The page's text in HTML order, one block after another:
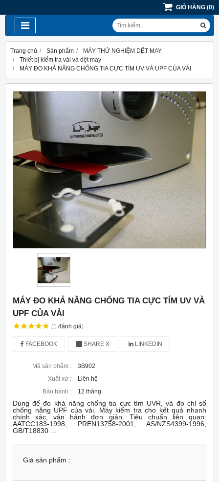
GIỎ HÀNG (0)
Trang chủ Sản phẩm
MÁY THỬ NGHIỆM DỆT MAY
Thiết bị kiểm tra vải và dệt may
MÁY ĐO KHẢ NĂNG CHỐNG TIA CỰC TÍM UV VÀ UPF CỦA VẢI
MÁY ĐO KHẢ NĂNG CHỐNG TIA CỰC TÍM UV VÀ
UPF CỦA VẢI
(1 đánh giá)
FACEBOOK SHARE X LINKEDIN
Mã sản phẩm :
3B902
Xuất xứ :
Liên hệ
Bảo hành :
12 tháng
Dùng để đo khả năng chống tia cực tím UVR, và đo chỉ số
chống nắng UPF của vải. Máy kiểm tra cho kết quả nhanh
chính xác, vận hành đơn giản. Tiêu chuẩn liên quan:
AATCC183-1998, PREN13758-2001, AS/NZS4399-1996,
GB/T18830 ...
Giá sản phẩm :